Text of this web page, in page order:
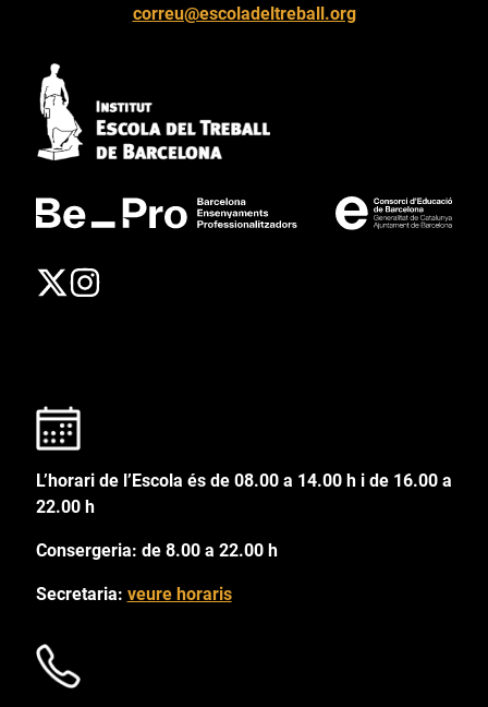
correu@escoladeltreball.org
L’horari de l’Escola és de 08.00 a 14.00 h i de 16.00 a
22.00 h
Consergeria: de 8.00 a 22.00 h
Secretaria: veure horaris